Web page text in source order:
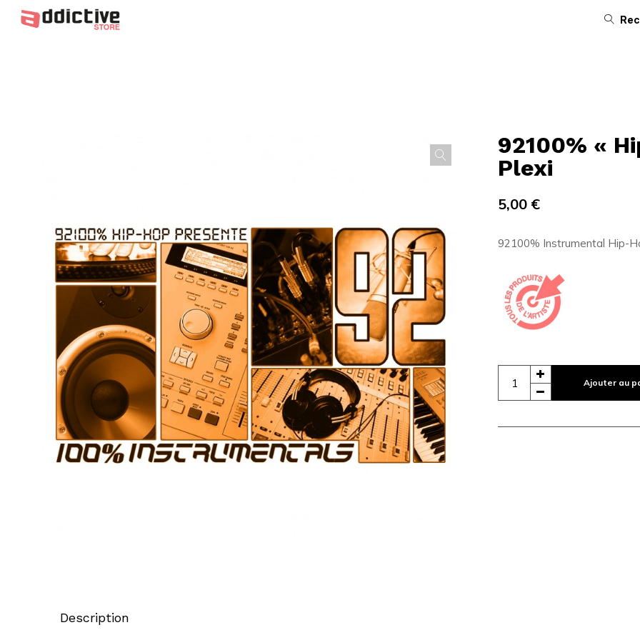
92100% «
Plexi
5,00 €
92100% Instrumental Hip-
Ajouter au
Description